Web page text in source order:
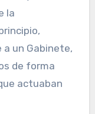
la
un Gabinete,
de forma
actuaban